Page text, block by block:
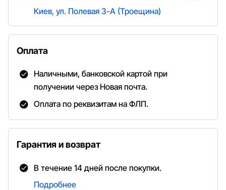
Киев, ул. Полевая 3-А (Троещина)
Оплата
Наличными, банковской картой при
получении через Новая почта.
Оплата по реквизитам на ФЛП.
Гарантия и возврат
В течение 14 дней после покупки.
Подробнее